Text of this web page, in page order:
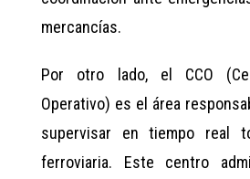
mercancías.
Por otro lado, el CCO
Operativo) es el área
supervisar en tiempo real
ferroviaria. Este centro